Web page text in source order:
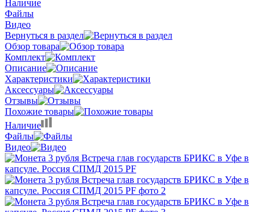
Наличие
Файлы
Видео
Вернуться в раздел
Обзор товара
Комплект
Описание
Характеристики
Аксессуары
Отзывы
Похожие товары
Наличие
Файлы
Видео